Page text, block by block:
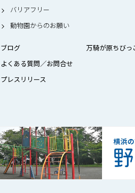
バリアフリー
動物園からのお願い
ブログ
よくある質問／お問合せ
プレスリリース
万騎が原ちびっ